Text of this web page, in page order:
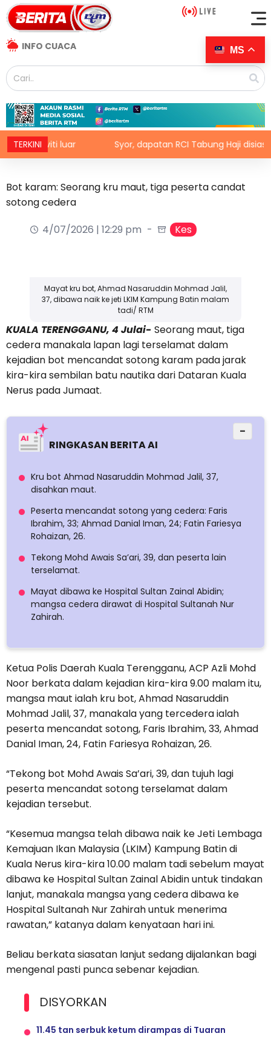
INFO CUACA
TERKINI
luar Syor, dapatan RCI Tabung Haji disiasat
Bot karam: Seorang kru maut, tiga peserta candat
sotong cedera
4/07/2026 | 12:29 pm
Kes
Mayat kru bot, Ahmad Nasaruddin Mohmad Jalil,
37, dibawa naik ke jeti LKIM Kampung Batin malam
tadi/ RTM
KUALA TERENGGANU, 4 Julai- Seorang maut, tiga
cedera manakala lapan lagi terselamat dalam
kejadian bot mencandat sotong karam pada jarak
kira-kira sembilan batu nautika dari Dataran Kuala
Nerus pada Jumaat.
RINGKASAN BERITA AI
−
Kru bot Ahmad Nasaruddin Mohmad Jalil, 37,
disahkan maut.
Peserta mencandat sotong yang cedera: Faris
Ibrahim, 33; Ahmad Danial Iman, 24; Fatin Fariesya
Rohaizan, 26.
Tekong Mohd Awais Sa’ari, 39, dan peserta lain
terselamat.
Mayat dibawa ke Hospital Sultan Zainal Abidin;
mangsa cedera dirawat di Hospital Sultanah Nur
Zahirah.
Ketua Polis Daerah Kuala Terengganu, ACP Azli Mohd
Noor berkata dalam kejadian kira-kira 9.00 malam itu,
mangsa maut ialah kru bot, Ahmad Nasaruddin
Mohmad Jalil, 37, manakala yang tercedera ialah
peserta mencandat sotong, Faris Ibrahim, 33, Ahmad
Danial Iman, 24, Fatin Fariesya Rohaizan, 26.
“Tekong bot Mohd Awais Sa’ari, 39, dan tujuh lagi
peserta mencandat sotong terselamat dalam
kejadian tersebut.
“Kesemua mangsa telah dibawa naik ke Jeti Lembaga
Kemajuan Ikan Malaysia (LKIM) Kampung Batin di
Kuala Nerus kira-kira 10.00 malam tadi sebelum mayat
dibawa ke Hospital Sultan Zainal Abidin untuk tindakan
lanjut, manakala mangsa yang cedera dibawa ke
Hospital Sultanah Nur Zahirah untuk menerima
rawatan,” katanya dalam kenyataan hari ini.
Beliau berkata siasatan lanjut sedang dijalankan bagi
mengenal pasti punca sebenar kejadian.
DISYORKAN
11.45 tan serbuk ketum dirampas di Tuaran
MS